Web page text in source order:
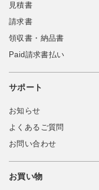
見積書
請求書
領収書・納品書
Paid請求書払い
サポート
お知らせ
よくあるご質問
お問い合わせ
お買い物